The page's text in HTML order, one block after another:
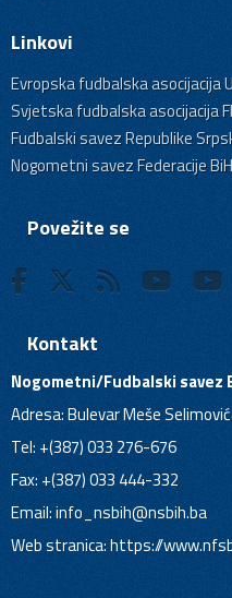
Linkovi
Evropska fudbalska asocijacija
Svjetska fudbalska asocijacija
Fudbalski savez Republike
Nogometni savez Federacije BiH
Povežite se
Kontakt
Nogometni/Fudbalski savez
Adresa: Bulevar Meše
Tel: +(387) 033 276-676
Fax: +(387) 033 444-332
Email:info_nsbih@nsbih.ba
Web stranica: https://